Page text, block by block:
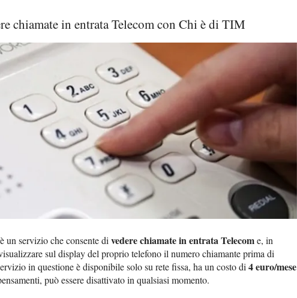
chiamate in entrata Telecom con Chi è di TIM
è un servizio che consente di vedere chiamate in entrata Telecome, in
sul display del proprio telefono il numero chiamante prima di
in questione è disponibile solo su rete fissa, ha un costo di 4 euro/mese
può essere disattivato in qualsiasi momento.